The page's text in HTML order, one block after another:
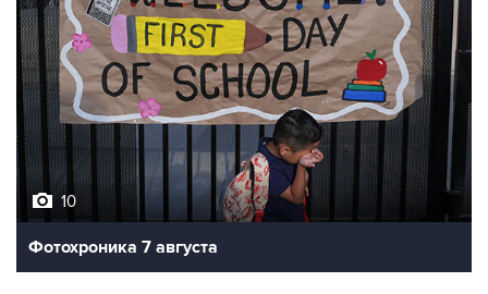
10
Фотохроника 7 августа